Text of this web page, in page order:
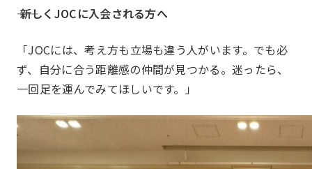
―― 新しくJOCに入会される方へ
「JOCには、考え方も立場も違う人がいます。でも必
ず、自分に合う距離感の仲間が見つかる。迷ったら、
一回足を運んでみてほしいです。」